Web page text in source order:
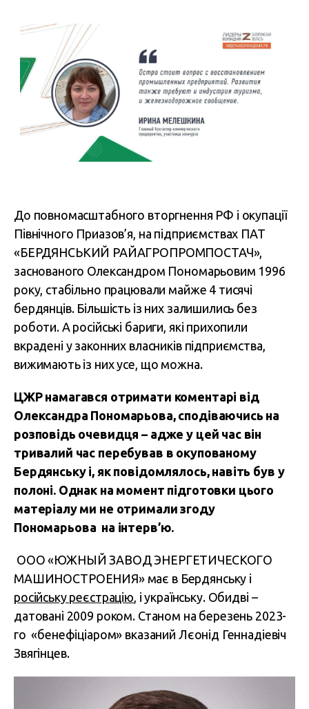
До повномасштабного вторгнення РФ і окупації
Північного Приазов’я, на підприємствах ПАТ
«БЕРДЯНСЬКИЙ РАЙАГРОПРОМПОСТАЧ»,
заснованого Олександром Пономарьовим 1996
року, стабільно працювали майже 4 тисячі
бердянців. Більшість із них залишились без
роботи. А російські бариги, які прихопили
вкрадені у законних власників підприємства,
вижимають із них усе, що можна.
ЦЖР намагався отримати коментарі від
Олександра Пономарьова, сподіваючись на
розповідь очевидця – адже у цей час він
тривалий час перебував в окупованому
Бердянську і, як повідомлялось, навіть був у
полоні. Однак на момент підготовки цього
матеріалу ми не отримали згоду
Пономарьова на інтерв’ю.
ООО «ЮЖНЫЙ ЗАВОД ЭНЕРГЕТИЧЕСКОГО
МАШИНОСТРОЕНИЯ» має в Бердянську і
російську реєстрацію , і українську. Обидві –
датовані 2009 роком. Станом на березень 2023-
го «бенефіціаром» вказаний Лєонід Геннадіевіч
Звягінцев.